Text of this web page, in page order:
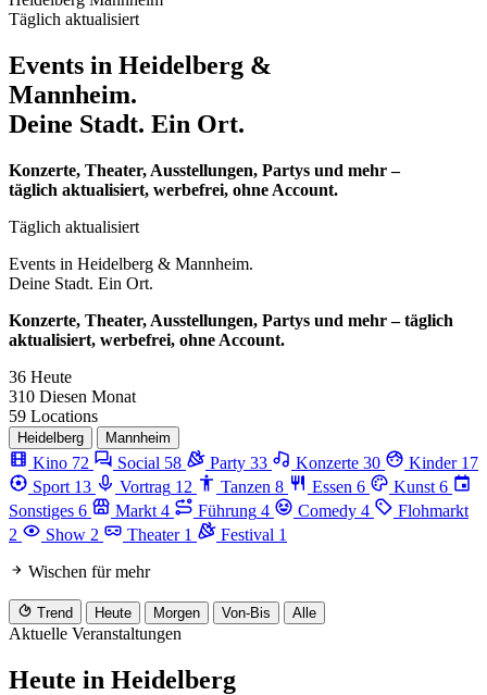
Täglich aktualisiert
Events in Heidelberg &
Mannheim.
Deine Stadt. Ein Ort.
Konzerte, Theater, Ausstellungen, Partys und mehr –
täglich aktualisiert, werbefrei, ohne Account.
Täglich aktualisiert
Events in Heidelberg & Mannheim.
Deine Stadt. Ein Ort.
Konzerte, Theater, Ausstellungen, Partys und mehr – täglich
aktualisiert, werbefrei, ohne Account.
36 Heute
310 Diesen Monat
59 Locations
Heidelberg Mannheim
Kino 72 Social 58 Party 33 Konzerte 30 Kinder 17
Sport 13 Vortrag 12 Tanzen 8 Essen 6 Kunst 6
Sonstiges 6 Markt 4 Führung 4 Comedy 4
Flohmarkt
2
Show 2 Theater 1 Festival 1
Wischen für mehr
Trend Heute Morgen Von-Bis Alle
Aktuelle Veranstaltungen
Heute in Heidelberg